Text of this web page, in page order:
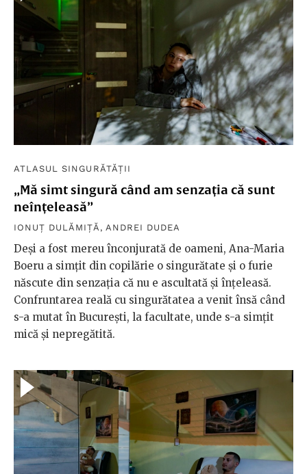
ATLASUL SINGURĂTĂȚII
„Mă simt singură când am senzația că sunt
neînțeleasă”
IONUȚ DULĂMIȚĂ , ANDREI DUDEA
Deși a fost mereu înconjurată de oameni, Ana-Maria
Boeru a simțit din copilărie o singurătate și o furie
născute din senzația că nu e ascultată și înțeleasă.
Confruntarea reală cu singurătatea a venit însă când
s-a mutat în București, la facultate, unde s-a simțit
mică și nepregătită.